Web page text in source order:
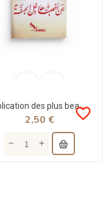
Explication des plus beaux noms d'Allah - cheikh As-Sa'di - Sana
favorite_border
2,50 €